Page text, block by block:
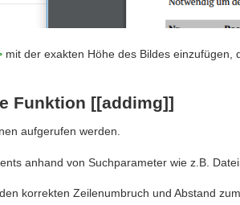
mit der exakten Höhe des Bildes einzufügen,
Funktion [[addimg]]
aufgerufen werden.
anhand von Suchparameter wie z.B.
korrekten Zeilenumbruch und Abstand